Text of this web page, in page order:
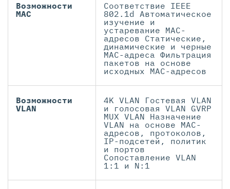
Возможности
MAC
Соответствие IEEE
802.1d Автоматическое
изучение и
устаревание MAC-
адресов Статические,
динамические и черные
MAC-адреса Фильтрация
пакетов на основе
исходных MAC-адресов
Возможности
VLAN
4K VLAN Гостевая VLAN
и голосовая VLAN GVRP
MUX VLAN Назначение
VLAN на основе MAC-
адресов, протоколов,
IP-подсетей, политик
и портов
Сопоставление VLAN
1:1 и N:1